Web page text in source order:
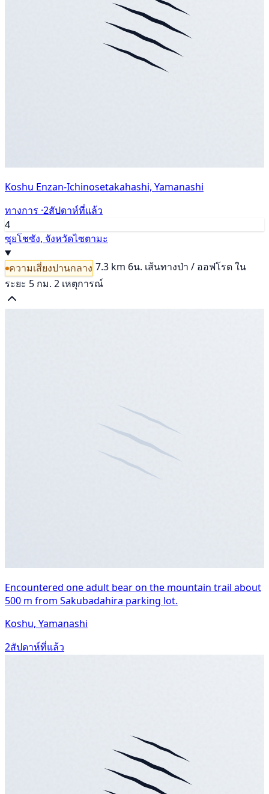
Koshu Enzan-Ichinosetakahashi, Yamanashi
ทางการ ·2สัปดาห์ที่แล้ว
4
ซุยโชซัง, จังหวัดไซตามะ
ความเสี่ยงปานกลาง 7.3 km 6น. เส้นทางป่า / ออฟโรดใน
ระยะ 5 กม. 2 เหตุการณ์
Encountered one adult bear on the mountain trail about
500 m from Sakubadahira parking lot.
Koshu, Yamanashi
2สัปดาห์ที่แล้ว